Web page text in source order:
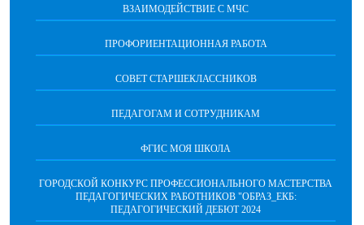
ВЗАИМОДЕЙСТВИЕ С МЧС
ПРОФОРИЕНТАЦИОННАЯ РАБОТА
СОВЕТ СТАРШЕКЛАССНИКОВ
ПЕДАГОГАМ И СОТРУДНИКАМ
ФГИС МОЯ ШКОЛА
ГОРОДСКОЙ КОНКУРС ПРОФЕССИОНАЛЬНОГО МАСТЕРСТВА
ПЕДАГОГИЧЕСКИХ РАБОТНИКОВ "ОБРАЗ_ЕКБ:
ПЕДАГОГИЧЕСКИЙ ДЕБЮТ 2024